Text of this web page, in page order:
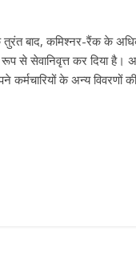
बाद, कमिश्नर-रैंक के
रूप से सेवानिवृत्त कर दिया
कर्मचारियों के अन्य विवरणों